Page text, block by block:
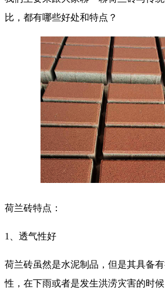
比，都有哪些好处和特点？
荷兰砖特点：
1、透气性好
荷兰砖虽然是水泥制品，但是其具备
性，在下雨或者是发生洪涝灾害的时